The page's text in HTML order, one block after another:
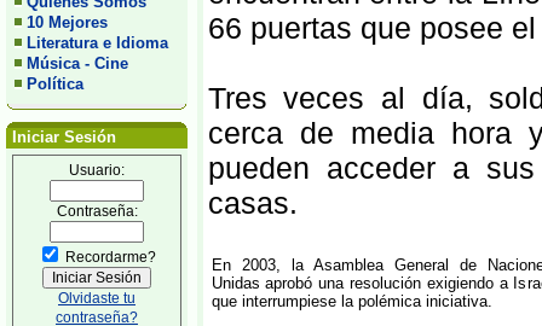
10 Mejores
Literatura e Idioma
Música - Cine
Política
Iniciar Sesión
Usuario:
Contraseña:
Recordarme?
Olvidaste tu
contraseña?
66 puertas que posee
Tres veces al día,
cerca de media hora
pueden acceder a
casas.
En 2003, la Asamblea General de
Unidas aprobó una resolución exigiendo a
que interrumpiese la polémica iniciativa.